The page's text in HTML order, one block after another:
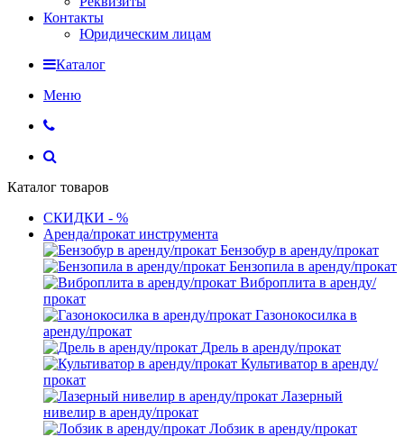
Контакты
Юридическим лицам
Каталог
Меню
Каталог товаров
СКИДКИ - %
Аренда/прокат инструмента
Бензобур в аренду/прокат
Бензопила в аренду/прокат
Виброплита в аренду/
прокат
Газонокосилка в
аренду/прокат
Дрель в аренду/прокат
Культиватор в аренду/
прокат
Лазерный
нивелир в аренду/прокат
Лобзик в аренду/прокат